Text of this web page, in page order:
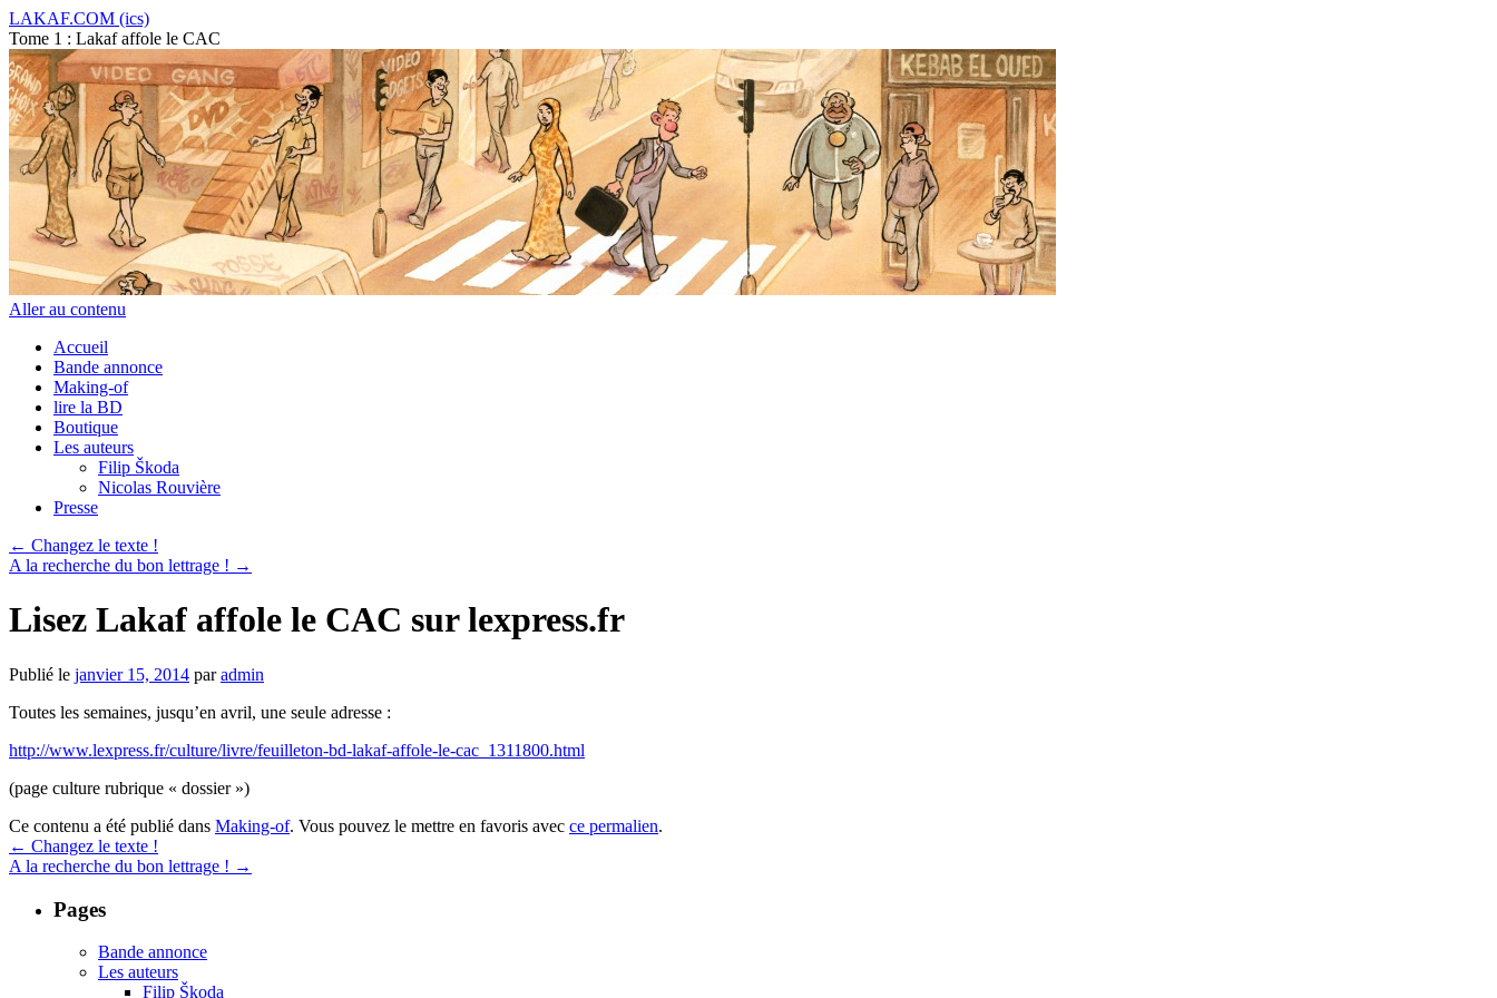
LAKAF.COM (ics)
Tome 1 : Lakaf affole le CAC
Aller au contenu
Accueil
Bande annonce
Making-of
lire la BD
Boutique
Les auteurs
Filip Škoda
Nicolas Rouvière
Presse
← Changez le texte !
A la recherche du bon lettrage ! →
Lisez Lakaf affole le CAC sur lexpress.fr
Publié le janvier 15, 2014 par admin
Toutes les semaines, jusqu’en avril, une seule adresse :
http://www.lexpress.fr/culture/livre/feuilleton-bd-lakaf-affole-le-cac_1311800.html
(page culture rubrique « dossier »)
Ce contenu a été publié dans Making-of. Vous pouvez le mettre en favoris avec ce permalien.
← Changez le texte !
A la recherche du bon lettrage ! →
Pages
Bande annonce
Les auteurs
Filip Škoda